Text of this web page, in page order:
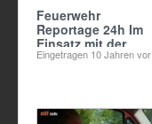
Feuerwehr
Reportage 24h Im
Einsatz mit der
Flughafenfeuerwehr
Eingetragen 10 Jahren vor